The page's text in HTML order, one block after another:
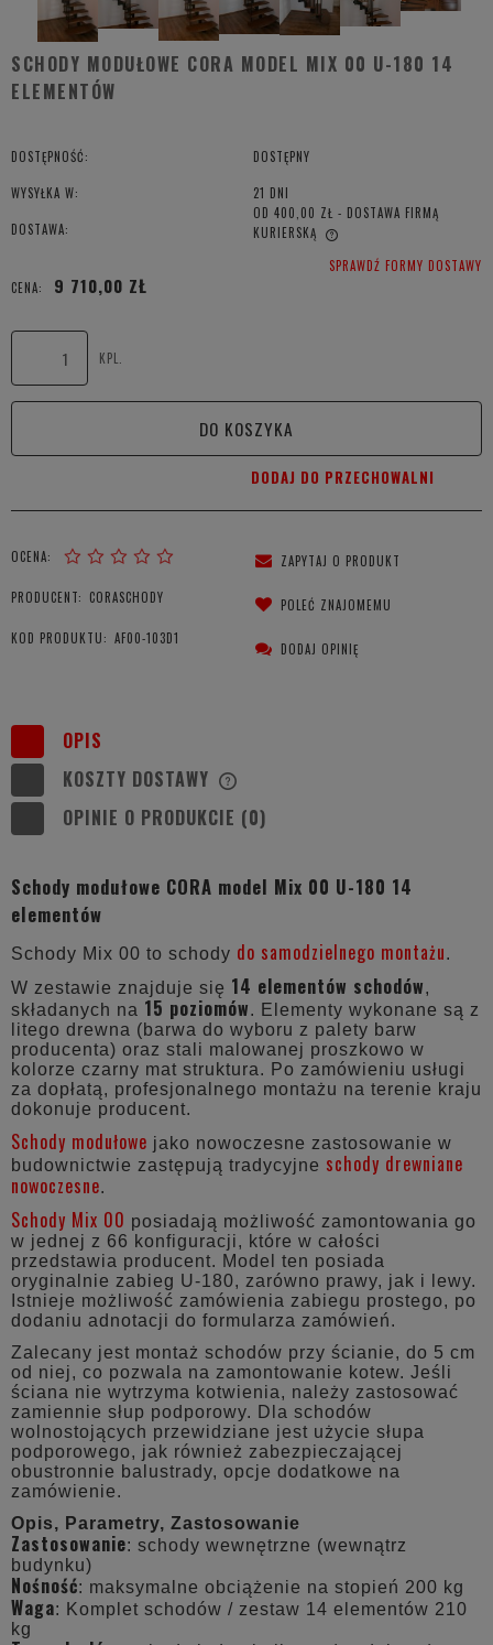
SCHODY MODUŁOWE CORA MODEL MIX 00 U-180 14
ELEMENTÓW
DOSTĘPNOŚĆ: DOSTĘPNY
WYSYŁKA W: 21 DNI
DOSTAWA:
OD 400,00 ZŁ - DOSTAWA FIRMĄ
KURIERSKĄ
CENA NIE ZAWIERA EWENTUALNYCH KOSZTÓW PŁATNOŚCISPRAWDŹ FORMY DOSTAWY
CENA:
9 710,00 ZŁ
KPL.
DO KOSZYKA
DODAJ DO PRZECHOWALNI
OCENA:
PRODUCENT: CORASCHODY
KOD PRODUKTU: AF00-103D1
ZAPYTAJ O PRODUKT
POLEĆ ZNAJOMEMU
DODAJ OPINIĘ
OPIS
KOSZTY DOSTAWY
KOSZTÓW PŁATNOŚCI
OPINIE O PRODUKCIE (0)
Schody modułowe CORA model Mix 00 U-180 14
elementów
Schody Mix 00 to schody do samodzielnego montażu.
W zestawie znajduje się 14 elementów schodów,
składanych na 15 poziomów. Elementy wykonane są z
litego drewna (barwa do wyboru z palety barw
producenta) oraz stali malowanej proszkowo w
kolorze czarny mat struktura. Po zamówieniu usługi
za dopłatą, profesjonalnego montażu na terenie kraju
dokonuje producent.
Schody modułowe jako nowoczesne zastosowanie w
budownictwie zastępują tradycyjne schody drewniane
nowoczesne.
Schody Mix 00 posiadają możliwość zamontowania go
w jednej z 66 konfiguracji, które w całości
przedstawia producent. Model ten posiada
oryginalnie zabieg U-180, zarówno prawy, jak i lewy.
Istnieje możliwość zamówienia zabiegu prostego, po
dodaniu adnotacji do formularza zamówień.
Zalecany jest montaż schodów przy ścianie, do 5 cm
od niej, co pozwala na zamontowanie kotew. Jeśli
ściana nie wytrzyma kotwienia, należy zastosować
zamiennie słup podporowy. Dla schodów
wolnostojących przewidziane jest użycie słupa
podporowego, jak również zabezpieczającej
obustronnie balustrady, opcje dodatkowe na
zamówienie.
Opis, Parametry, Zastosowanie
Zastosowanie: schody wewnętrzne (wewnątrz
budynku)
Nośność: maksymalne obciążenie na stopień 200 kg
Waga: Komplet schodów / zestaw 14 elementów 210
kg